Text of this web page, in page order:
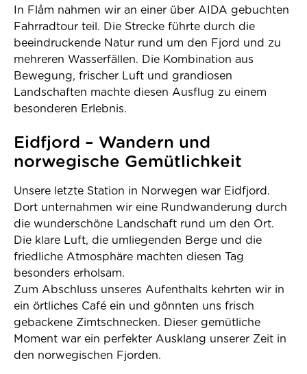
In Flåm nahmen wir an einer über AIDA gebuchten
Fahrradtour teil. Die Strecke führte durch die
beeindruckende Natur rund um den Fjord und zu
mehreren Wasserfällen. Die Kombination aus
Bewegung, frischer Luft und grandiosen
Landschaften machte diesen Ausflug zu einem
besonderen Erlebnis.
Eidfjord – Wandern und
norwegische Gemütlichkeit
Unsere letzte Station in Norwegen war Eidfjord.
Dort unternahmen wir eine Rundwanderung durch
die wunderschöne Landschaft rund um den Ort.
Die klare Luft, die umliegenden Berge und die
friedliche Atmosphäre machten diesen Tag
besonders erholsam.
Zum Abschluss unseres Aufenthalts kehrten wir in
ein örtliches Café ein und gönnten uns frisch
gebackene Zimtschnecken. Dieser gemütliche
Moment war ein perfekter Ausklang unserer Zeit in
den norwegischen Fjorden.